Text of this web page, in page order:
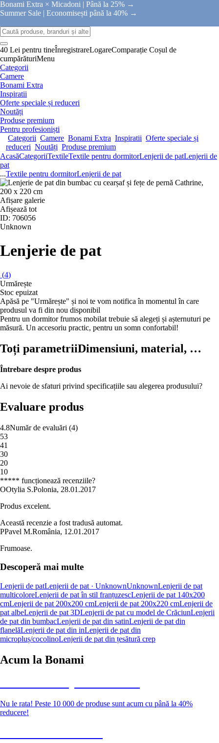
Bonami Extra × Micadoni | Până la 25% →
Summer Sale | Economisești până la 40% →
40 Lei pentru tineÎnregistrareLogareComparație Coșul de
cumpărăturiMenu
Categorii
Camere
Bonami Extra
Inspiratii
Oferte speciale și reduceri
Noutăți
Produse premium
Pentru profesioniști
Categorii Camere Bonami Extra Inspiratii Oferte speciale și
reduceri Noutăți Produse premium
AcasăCategoriiTextileTextile pentru dormitorLenjerii de patLenjerii de
pat
...Textile pentru dormitorLenjerii de pat
Afișare galerie
Afișează tot
ID: 706056
Unknown
Lenjerie de pat
(4)
Urmărește
Stoc epuizat
Apăsă pe "Urmărește" și noi te vom notifica în momentul în care
produsul va fi din nou disponibil
Pentru un dormitor frumos mobilat trebuie să alegeți și așternuturi pe
măsură. Un accesoriu practic, pentru un somn confortabil!
Toți parametriiDimensiuni, material, …
Întrebare despre produs
Ai nevoie de sfaturi privind specificațiile sau alegerea produsului?
Evaluare produs
4.8Număr de evaluări (4)
53
41
30
20
10
***** funcționează recenziile?
OOtylia S.Polonia, 28.01.2017
Produs excelent.
Această recenzie a fost tradusă automat.
PPavel M.România, 12.01.2017
Frumoase.
Descoperă mai multe
Lenjerii de patLenjerii de pat · UnknownUnknownLenjerii de pat
multicoloreLenjerii de pat în stil franțuzescLenjerii de pat 140x200
cmLenjerii de pat 200x200 cmLenjerii de pat 200x220 cmLenjerii de
pat albeLenjerii de pat 3DLenjerii de pat cu model de CrăciunLenjerii
de pat din bumbacLenjerii de pat din satinLenjerii de pat din
flanelăLenjerii de pat din inLenjerii de pat din
micropluș/cocolinoLenjerii de pat din țesătură crep
Acum la Bonami
Nu le rata! Peste 10 000 de produse sunt acum cu până la 40%
reducere!